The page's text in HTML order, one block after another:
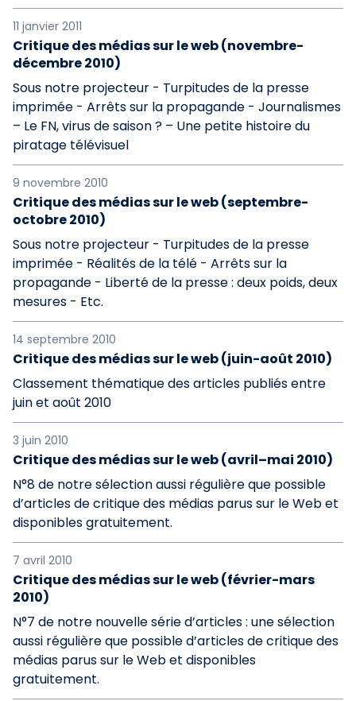
11 janvier 2011
Critique des médias sur le web (novembre-
décembre 2010)
Sous notre projecteur - Turpitudes de la presse
imprimée - Arrêts sur la propagande - Journalismes
– Le FN, virus de saison ? – Une petite histoire du
piratage télévisuel
9 novembre 2010
Critique des médias sur le web (septembre-
octobre 2010)
Sous notre projecteur - Turpitudes de la presse
imprimée - Réalités de la télé - Arrêts sur la
propagande - Liberté de la presse : deux poids, deux
mesures - Etc.
14 septembre 2010
Critique des médias sur le web (juin-août 2010)
Classement thématique des articles publiés entre
juin et août 2010
3 juin 2010
Critique des médias sur le web (avril–mai 2010)
N°8 de notre sélection aussi régulière que possible
d’articles de critique des médias parus sur le Web et
disponibles gratuitement.
7 avril 2010
Critique des médias sur le web (février-mars
2010)
N°7 de notre nouvelle série d’articles : une sélection
aussi régulière que possible d’articles de critique des
médias parus sur le Web et disponibles
gratuitement.